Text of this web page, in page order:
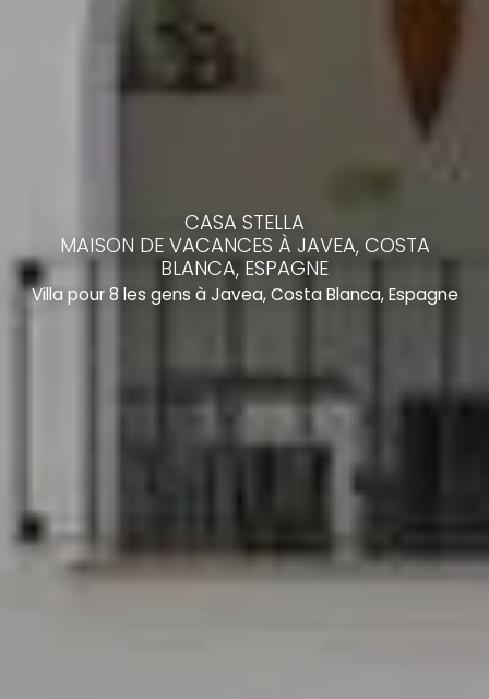
CASA STELLA
MAISON DE VACANCES À JAVEA, COSTA
BLANCA, ESPAGNE
Villa pour 8 les gens à Javea, Costa Blanca, Espagne